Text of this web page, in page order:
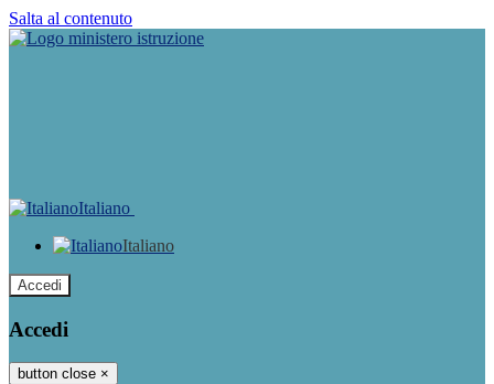
Salta al contenuto
Italiano
Italiano
Accedi
Accedi
button close ×